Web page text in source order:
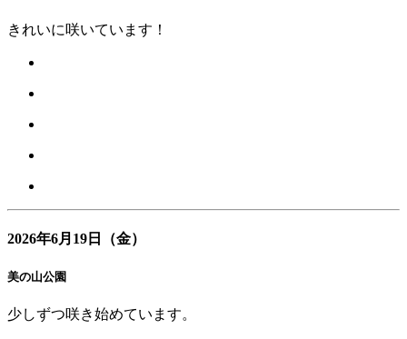
きれいに咲いています！
2026年6月19日（金）
美の山公園
少しずつ咲き始めています。